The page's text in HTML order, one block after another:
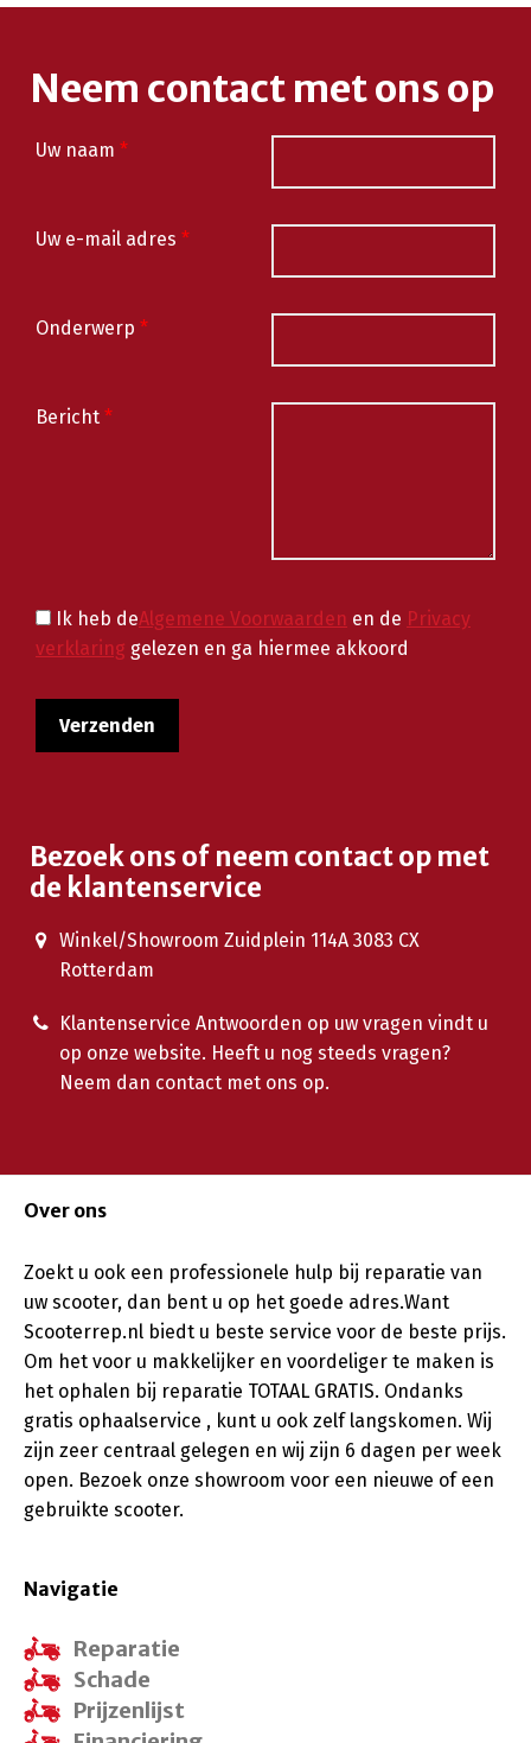
Neem contact met ons op
Uw naam *
Uw e-mail adres *
Onderwerp *
Bericht *
Ik heb deAlgemene Voorwaarden en de Privacy
verklaring gelezen en ga hiermee akkoord
Bezoek ons of neem contact op met
de klantenservice
Winkel/Showroom Zuidplein 114A 3083 CX
Rotterdam
Klantenservice Antwoorden op uw vragen vindt u
op onze website. Heeft u nog steeds vragen?
Neem dan contact met ons op.
Over ons
Zoekt u ook een professionele hulp bij reparatie van
uw scooter, dan bent u op het goede adres.Want
Scooterrep.nl biedt u beste service voor de beste prijs.
Om het voor u makkelijker en voordeliger te maken is
het ophalen bij reparatie TOTAAL GRATIS. Ondanks
gratis ophaalservice , kunt u ook zelf langskomen. Wij
zijn zeer centraal gelegen en wij zijn 6 dagen per week
open. Bezoek onze showroom voor een nieuwe of een
gebruikte scooter.
Navigatie
Reparatie
Schade
Prijzenlijst